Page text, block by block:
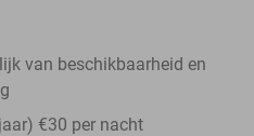
van beschikbaarheid en
€30 per nacht